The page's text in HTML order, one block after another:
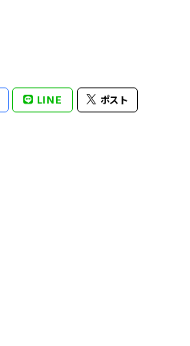
LINE ポスト